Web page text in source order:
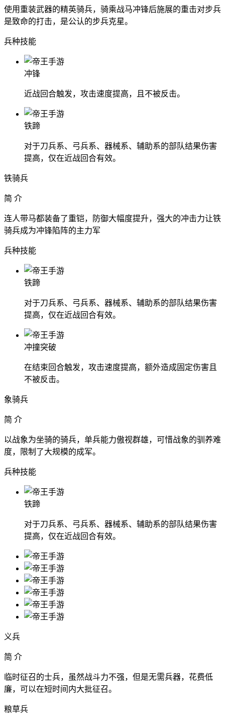
使用重装武器的精英骑兵，骑乘战马冲锋后施展的重击对步兵
是致命的打击，是公认的步兵克星。
兵种技能
冲锋
近战回合触发，攻击速度提高，且不被反击。
铁蹄
对于刀兵系、弓兵系、器械系、辅助系的部队结果伤害
提高，仅在近战回合有效。
铁骑兵
简 介
连人带马都装备了重铠，防御大幅度提升，强大的冲击力让铁
骑兵成为冲锋陷阵的主力军
兵种技能
铁蹄
对于刀兵系、弓兵系、器械系、辅助系的部队结果伤害
提高，仅在近战回合有效。
冲撞突破
在结束回合触发，攻击速度提高，额外造成固定伤害且
不被反击。
象骑兵
简 介
以战象为坐骑的骑兵，单兵能力傲视群雄，可惜战象的驯养难
度，限制了大规模的成军。
兵种技能
铁蹄
对于刀兵系、弓兵系、器械系、辅助系的部队结果伤害
提高，仅在近战回合有效。
义兵
简 介
临时征召的士兵，虽然战斗力不强，但是无需兵器，花费低
廉，可以在短时间内大批征召。
粮草兵